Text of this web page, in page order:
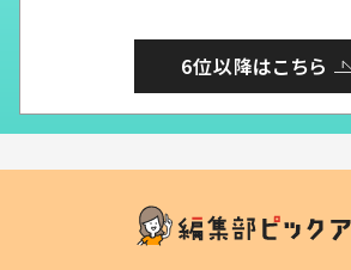
6位以降はこちら